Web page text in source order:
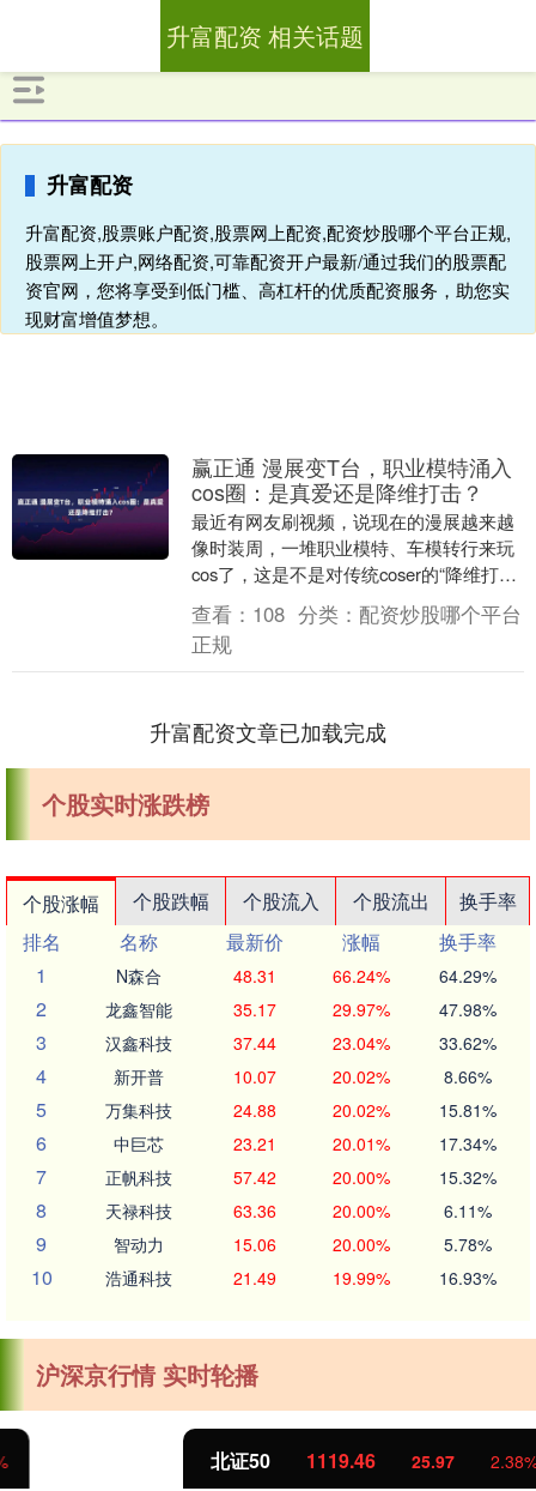
升富配资
升富配资,股票账户配资,股票网上配资,配资炒股哪个平台正规,
股票网上开户,网络配资,可靠配资开户最新/通过我们的股票配
资官网，您将享受到低门槛、高杠杆的优质配资服务，助您实
现财富增值梦想。
升富配资 相关话题
赢正通 漫展变T台，职业模特涌入
cos圈：是真爱还是降维打击？
最近有网友刷视频，说现在的漫展越来越
像时装周，一堆职业模特、车模转行来玩
cos了，这是不是对传统coser的“降维打
击”？ 经常逛漫展的友友应该体会更深，
以前大....
查看： 108 分类： 配资炒股哪个平台
正规
升富配资文章已加载完成
个股实时涨跌榜
个股涨幅 个股跌幅 个股流入 个股流出
换手率
排名
名称 最新价 涨幅
换手率
1
N森合 48.31 66.24% 64.29%
2 龙鑫智能 35.17 29.97% 47.98%
3 汉鑫科技 37.44 23.04% 33.62%
4 新开普 10.07 20.02% 8.66%
5 万集科技 24.88 20.02% 15.81%
6 中巨芯 23.21 20.01% 17.34%
7 正帆科技 57.42 20.00% 15.32%
8 天禄科技 63.36 20.00% 6.11%
9 智动力 15.06 20.00% 5.78%
10 浩通科技 21.49 19.99% 16.93%
沪深京行情 实时轮播
1119.46 25.97 2.38%